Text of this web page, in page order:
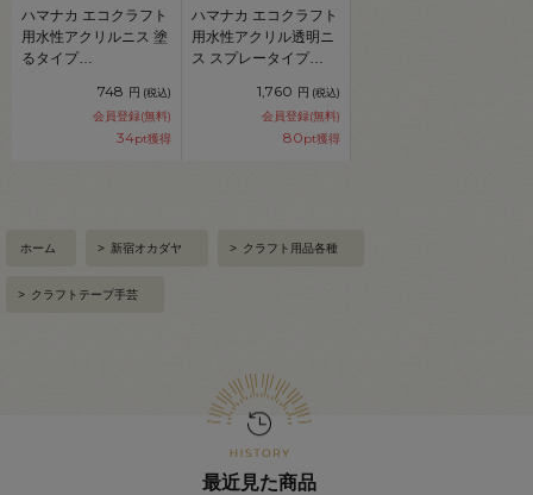
ハマナカ エコクラフト
用水性アクリルニス 塗
るタイプ
748 円 (税込)
会員登録(無料)
34pt獲得
ハマナカ エコクラフト
用水性アクリル透明ニ
ス スプレータイプ
1,760 円 (税込)
会員登録(無料)
80pt獲得
ホーム > 新宿オカダヤ > クラフト用品各種
> クラフトテープ手芸
最近見た商品